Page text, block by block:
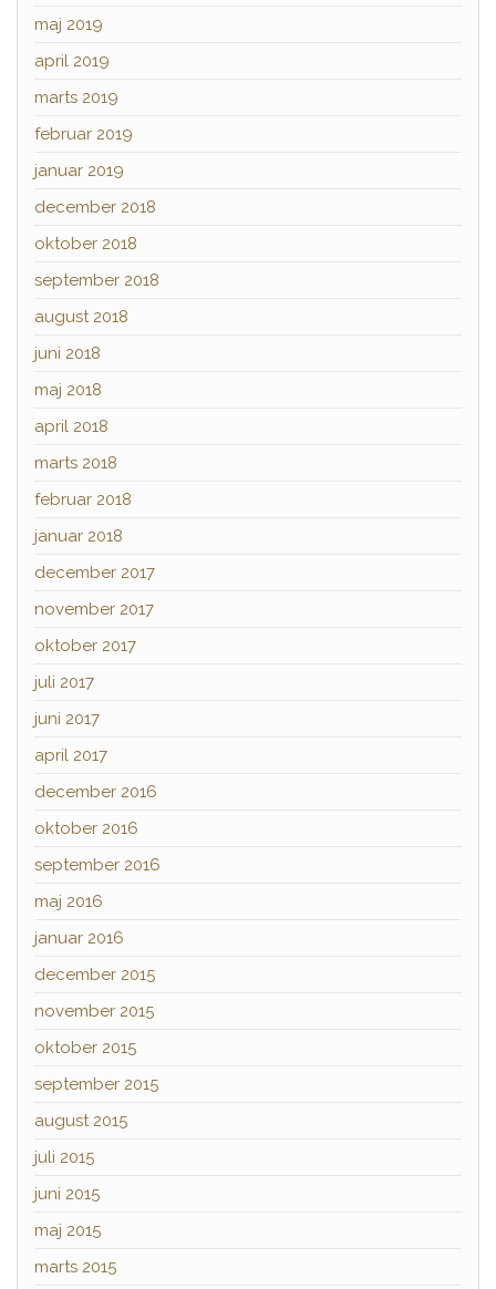
maj 2019
april 2019
marts 2019
februar 2019
januar 2019
december 2018
oktober 2018
september 2018
august 2018
juni 2018
maj 2018
april 2018
marts 2018
februar 2018
januar 2018
december 2017
november 2017
oktober 2017
juli 2017
juni 2017
april 2017
december 2016
oktober 2016
september 2016
maj 2016
januar 2016
december 2015
november 2015
oktober 2015
september 2015
august 2015
juli 2015
juni 2015
maj 2015
marts 2015